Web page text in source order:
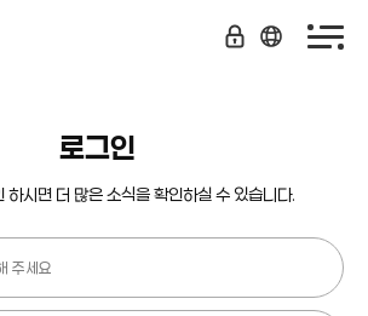
로그인
하시면 더 많은 소식을 확인하실 수 있습니다.